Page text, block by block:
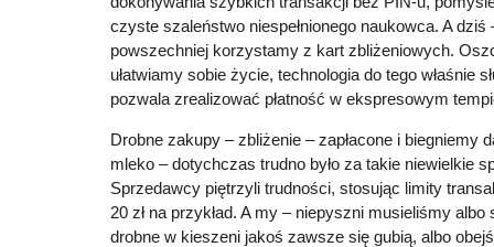
czyste szaleństwo niespełnionego naukowca. A
powszechniej korzystamy z kart zbliżeniowych.
ułatwiamy sobie życie, technologia do tego właśnie
pozwala zrealizować płatność w ekspresowym
Drobne zakupy – zbliżenie – zapłacone i biegniemy
mleko – dotychczas trudno było za takie niewielkie
Sprzedawcy piętrzyli trudności, stosując limity
20 zł na przykład. A my – niepyszni musieliśmy
drobne w kieszeni jakoś zawsze się gubią, albo